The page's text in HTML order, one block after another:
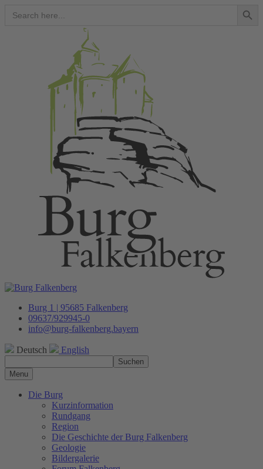
for:
Burg 1 | 95685 Falkenberg
09637/929945-0
info@burg-falkenberg.bayern
Deutsch English
Suchen
Menu
Die Burg
Kurzinformation
Rundgang
Region
Die Geschichte der Burg Falkenberg
Geologie
Bildergalerie